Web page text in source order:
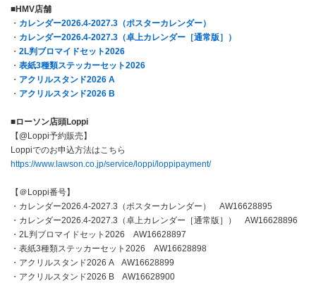
■HMV店舗
・ カレンダー2026.4-2027.3（ポスターカレンダー）
・ カレンダー2026.4-2027.3（卓上カレンダー［通常版］）
・ 2L判ブロマイドセット2026
・ 表紙3種類ステッカーセット2026
・ アクリルスタンド2026 A
・ アクリルスタンド2026 B
■ローソン店頭Loppi
【@Loppi予約販売】
Loppiでのお申込方法はこちら
https://www.lawson.co.jp/service/loppi/loppipayment/
【＠Loppi番号】
・カレンダー2026.4-2027.3（ポスターカレンダー） AW16628895
・カレンダー2026.4-2027.3（卓上カレンダー［通常版］） AW16628896
・2L判ブロマイドセット2026 AW16628897
・表紙3種類ステッカーセット2026 AW16628898
・アクリルスタンド2026 A AW16628899
・アクリルスタンド2026 B AW16628900